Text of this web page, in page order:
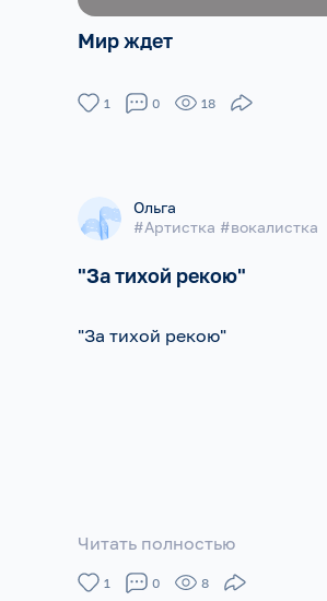
Мир ждет
1 0 18
Ольга
#Артистка #вокалистка
"За тихой рекою"
"За тихой рекою"
Читать полностью
1 0 8